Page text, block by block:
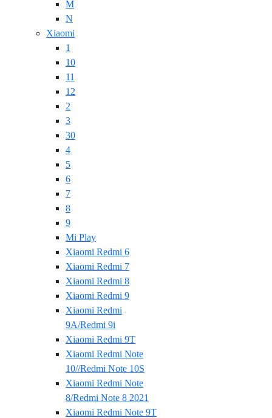
M
N
Xiaomi
1
10
11
12
2
3
30
4
5
6
7
8
9
Mi Play
Xiaomi Redmi 6
Xiaomi Redmi 7
Xiaomi Redmi 8
Xiaomi Redmi 9
Xiaomi Redmi
9A/Redmi 9i
Xiaomi Redmi 9T
Xiaomi Redmi Note
10//Redmi Note 10S
Xiaomi Redmi Note
8/Redmi Note 8 2021
Xiaomi Redmi Note 9T